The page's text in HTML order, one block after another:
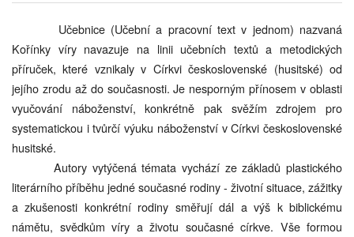
Učebnice (Učební a pracovní text v jednom) nazvaná
Kořínky víry navazuje na linii učebních textů a metodických
příruček, které vznikaly v Církvi československé (husitské) od
jejího zrodu až do současnosti. Je nesporným přínosem v oblasti
vyučování náboženství, konkrétně pak svěžím zdrojem pro
systematickou i tvůrčí výuku náboženství v Církvi československé
husitské.
Autory vytýčená témata vychází ze základů plastického
literárního příběhu jedné současné rodiny - životní situace, zážitky
a zkušenosti konkrétní rodiny směřují dál a výš k biblickému
námětu, svědkům víry a životu současné církve. Vše formou